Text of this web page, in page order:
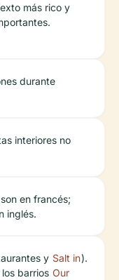
más rico y
durante
interiores no
en francés;
inglés.
y
barrios
Salt in
Our
).